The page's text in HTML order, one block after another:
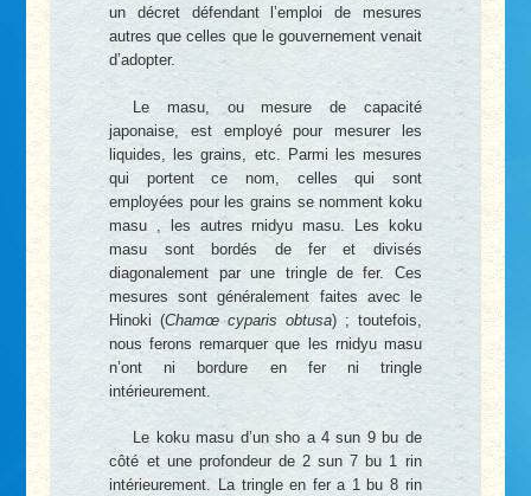
un décret défendant l’emploi de mesures
autres que celles que le gouvernement venait
d’adopter.
Le masu, ou mesure de capacité
japonaise, est employé pour mesurer les
liquides, les grains, etc. Parmi les mesures
qui portent ce nom, celles qui sont
employées pour les grains se nomment koku
masu , les autres rnidyu masu. Les koku
masu sont bordés de fer et divisés
diagonalement par une tringle de fer. Ces
mesures sont généralement faites avec le
Hinoki (Chamœ cyparis obtusa) ; toutefois,
nous ferons remarquer que les rnidyu masu
n’ont ni bordure en fer ni tringle
intérieurement.
Le koku masu d’un sho a 4 sun 9 bu de
côté et une profondeur de 2 sun 7 bu 1 rin
intérieurement. La tringle en fer a 1 bu 8 rin